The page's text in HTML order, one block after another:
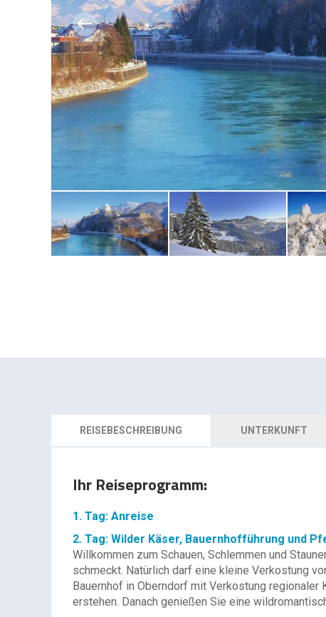
REISEBESCHREIBUNG UNTERKUNFT
Ihr Reiseprogramm:
1. Tag: Anreise
2. Tag: Wilder Käser, Bauernhofführung und
Willkommen zum Schauen, Schlemmen und
schmeckt. Natürlich darf eine kleine Verkostung
Bauernhof in Oberndorf mit Verkostung
erstehen. Danach genießen Sie eine